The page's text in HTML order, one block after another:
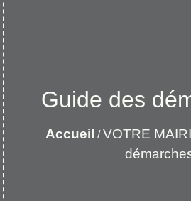
Guide des
Accueil /VOTRE